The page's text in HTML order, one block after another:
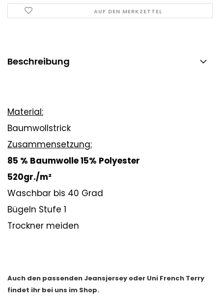
AUF DEN MERKZETTEL
Beschreibung
Material:
Baumwollstrick
Zusammensetzung:
85 % Baumwolle 15% Polyester
520gr./m²
Waschbar bis 40 Grad
Bügeln Stufe 1
Trockner meiden
Auch den passenden Jeansjersey oder Uni French Terry
findet ihr bei uns im Shop.